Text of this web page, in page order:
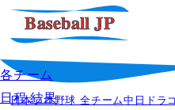
各チーム
日程,結果
日本プロ野球 全チーム中日ドラ